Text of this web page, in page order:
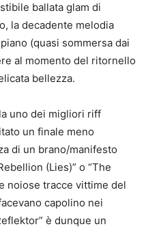
ballata glam di
la decadente melodia
(quasi sommersa dai
al momento del ritornello
bellezza.
uno dei migliori riff
un finale meno
di un brano/manifesto
(Lies)” o “The
noiose tracce vittime del
capolino nei
è dunque un